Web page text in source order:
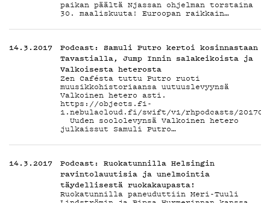
paikan päältä Njassan ohjelman torstaina
30. maaliskuuta! Euroopan raikkain…
14.3.2017
Podcast: Samuli Putro kertoi kosinnastaan
Tavastialla, Jump Innin salakeikoista ja
Valkoisesta heterosta
Zen Cafésta tuttu Putro ruoti
muusikkohistoriaansa uutuuslevyynsä
Valkoinen hetero asti.
https://objects.fi-
1.nebulacloud.fi/swift/v1/rhpodcasts/
Uuden soololevynsä Valkoinen hetero
julkaissut Samuli Putro…
14.3.2017
Podcast: Ruokatunnilla Helsingin
ravintolauutisia ja unelmointia
täydellisestä ruokakaupasta!
Ruokatunnilla paneuduttiin Meri-Tuuli